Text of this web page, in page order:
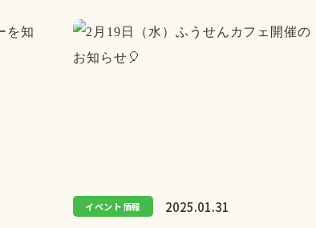
イベント情報 2025.01.31